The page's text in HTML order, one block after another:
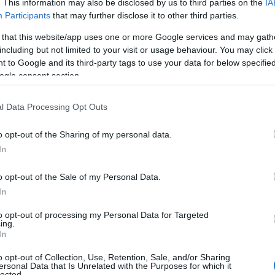
This information may also be disclosed by us to third parties on the
Participants that may further disclose it to other third parties.
that this website/app uses one or more Google services and may
but not limited to your visit or usage behaviour. You may
to Google and its third-party tags to use your data for below
consent section.
Data Processing Opt Outs
opt-out of the Sharing of my personal data.
opt-out of the Sale of my Personal Data.
opt-out of processing my Personal Data for Targeted
opt-out of Collection, Use, Retention, Sale, and/or Sharing
Data that Is Unrelated with the Purposes for which it
αναζήτησης θα μπορεί πλέον να υποστηρίζει
με το Gemini ή το ChatGPT.
μπορούν να κάνουν οι AI agents
από τις βασικές νέες δυνατότητες αφορά τη
θα μπορούν να ζητούν από την Google να